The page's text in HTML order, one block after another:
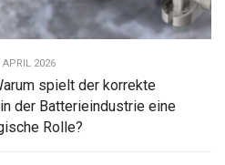
APRIL 2026
spielt der korrekte
der Batterieindustrie eine
Rolle?